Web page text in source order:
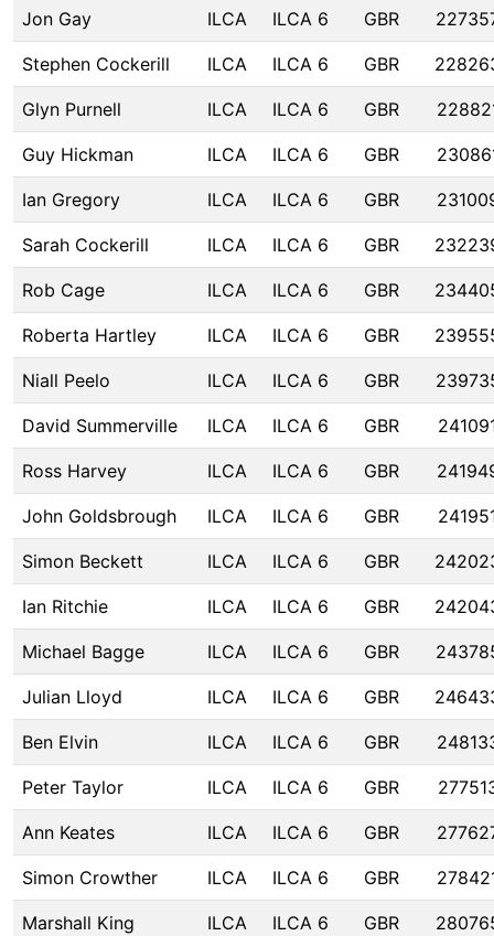
Jon Gay ILCA ILCA 6 GBR
Stephen Cockerill ILCA ILCA 6 GBR
Glyn Purnell ILCA ILCA 6 GBR
Guy Hickman ILCA ILCA 6 GBR
Ian Gregory ILCA ILCA 6 GBR
Sarah Cockerill ILCA ILCA 6 GBR
Rob Cage ILCA ILCA 6 GBR
Roberta Hartley ILCA ILCA 6 GBR
Niall Peelo ILCA ILCA 6 GBR
David Summerville ILCA ILCA 6 GBR
Ross Harvey ILCA ILCA 6 GBR
John Goldsbrough ILCA ILCA 6 GBR
Simon Beckett ILCA ILCA 6 GBR
Ian Ritchie ILCA ILCA 6 GBR
Michael Bagge ILCA ILCA 6 GBR
Julian Lloyd ILCA ILCA 6 GBR
Ben Elvin ILCA ILCA 6 GBR
Peter Taylor ILCA ILCA 6 GBR
Ann Keates ILCA ILCA 6 GBR
Simon Crowther ILCA ILCA 6 GBR
Marshall King ILCA ILCA 6 GBR